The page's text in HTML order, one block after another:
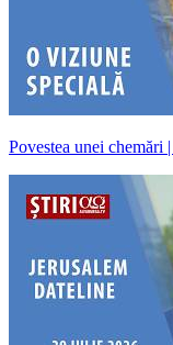
Povestea unei chemări